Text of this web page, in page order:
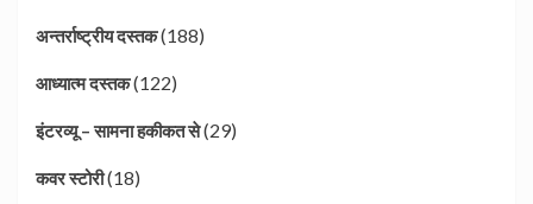
अन्तर्राष्ट्रीय दस्तक(188)
आध्यात्म दस्तक(122)
इंटरव्यू – सामना हकीकत से(29)
कवर स्टोरी(18)